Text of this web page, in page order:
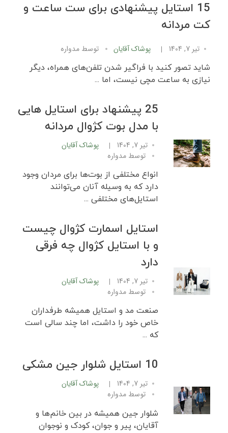
15 استایل پیشنهادی برای ست ساعت و
کت مردانه
تیر 7, 1404 پوشاک آقایان توسط مدواره
شاید تصور کنید با فراگیر شدن تلفن‌های همراه، دیگر
نیازی به ساعت مچی نیست، اما ...
25 پیشنهاد برای استایل‌ هایی
با مدل بوت کژوال مردانه
تیر 7, 1404
پوشاک آقایان
توسط مدواره
انواع مختلفی از بوت‌ها برای مردان وجود
دارد که به وسیله آنان می‌توانند
استایل‌های مختلفی ...
استایل اسمارت کژوال چیست
و با استایل کژوال چه فرقی
دارد
تیر 7, 1404
پوشاک آقایان
توسط مدواره
صنعت مد و استایل همیشه طرفداران
خاص خود را داشت، اما چند سالی است
که ...
10 استایل شلوار جین مشکی
تیر 7, 1404
پوشاک آقایان
توسط مدواره
شلوار جین همیشه در بین خانم‌ها و
آقایان، پیر و جوان، کودک و نوجوان